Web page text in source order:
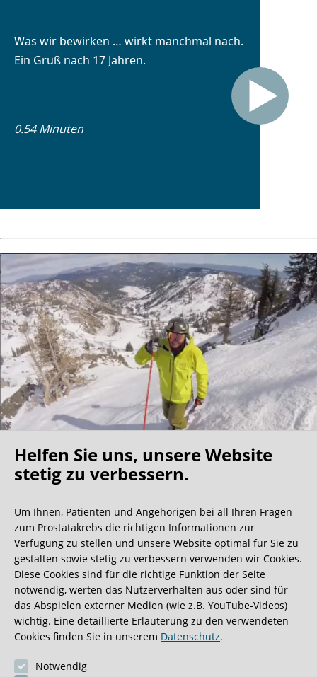
Was wir bewirken … wirkt manchmal nach.
Ein Gruß nach 17 Jahren.
0.54 Minuten
Oh what a ride!
Wir bekommen ja viele tolle Gästebucheinträge,
aber dieser ist doch sehr ungewöhnlich.
0:40 Minuten
Helfen Sie uns, unsere Website
stetig zu verbessern.
Um Ihnen, Patienten und Angehörigen bei all Ihren Fragen
zum Prostatakrebs die richtigen Informationen zur
Verfügung zu stellen und unsere Website optimal für Sie zu
gestalten sowie stetig zu verbessern verwenden wir Cookies.
Diese Cookies sind für die richtige Funktion der Seite
notwendig, werten das Nutzerverhalten aus oder sind für
das Abspielen externer Medien (wie z.B. YouTube-Videos)
wichtig. Eine detaillierte Erläuterung zu den verwendeten
Cookies finden Sie in unserem Datenschutz.
Notwendig